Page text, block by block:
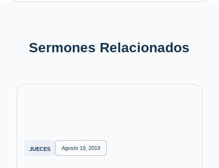
Sermones Relacionados
JUECES Agosto 19, 2019